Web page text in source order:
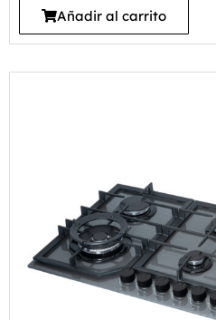
Añadir al carrito